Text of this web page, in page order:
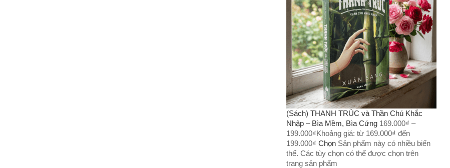
(Sách) THANH TRÚC và Thần Chú Khắc
Nhập – Bìa Mềm, Bìa Cứng 169.000₫ –
199.000₫Khoảng giá: từ 169.000₫ đến
199.000₫ Chọn Sản phẩm này có nhiều biến
thể. Các tùy chọn có thể được chọn trên
trang sản phẩm